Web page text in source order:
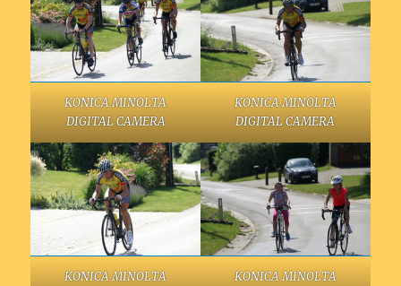
KONICA MINOLTA
DIGITAL CAMERA
KONICA MINOLTA
DIGITAL CAMERA
KONICA MINOLTA
KONICA MINOLTA